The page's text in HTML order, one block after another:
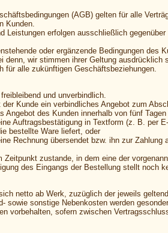
(AGB) gelten für alle
Kunden.
Leistungen erfolgen ausschließlich
oder ergänzende Bedingungen des
denn, wir stimmen ihrer Geltung ausdrücklich
für alle zukünftigen Geschäftsbeziehungen.
und unverbindlich.
Kunde ein verbindliches Angebot zum
Angebot des Kunden innerhalb von fünf
Auftragsbestätigung in Textform (z. B. per
bestellte Ware liefert, oder
Rechnung übersendet bzw. ihn zur Zahlung
Zeitpunkt zustande, in dem eine der
des Eingangs der Bestellung stellt noch
netto ab Werk, zuzüglich der jeweils
sowie sonstige Nebenkosten werden
vorbehalten, sofern zwischen